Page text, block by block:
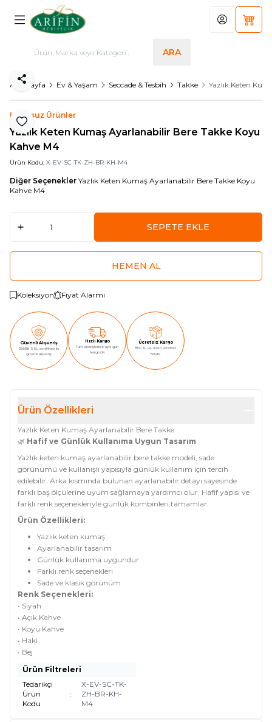
ARA
Hesabım
Ana Sayfa Ev & Yaşam Seccade & Tesbih Takke Yazlık Keten
Favoriye Ekle
Paylaş
Logosuz Ürünler
Yazlık Keten Kumaş Ayarlanabilir Bere Takke Koyu
Kahve M4
Ürün Kodu: X-EV-SC-TK-ZH-BR-KH-M4
Diğer Seçenekler Yazlık Keten Kumaş Ayarlanabilir Bere Takke Koyu
Kahve M4
SEPETE EKLE
HEMEN AL
Koleksiyon Fiyat Alarmı
Güvenli Alışveriş
256Bit SSL sertifikası ile
güvenli alışveriş
Hızlı Kargo
Tüm siparişleriniz aynı gün
kargoda
Ücretsiz Kargo
850 TL ve üzeri ücretsiz
kargo
Ürün Özellikleri
Yazlık Keten Kumaş Ayarlanabilir Bere Takke
🌿 Hafif ve Günlük Kullanıma Uygun Tasarım
Yazlık keten kumaş ayarlanabilir bere takke modeli, sade
görünümü ve kullanışlı yapısıyla günlük kullanım için tercih
edilebilir. Arka kısmında bulunan ayarlanabilir detayı sayesinde
farklı baş ölçülerine uyum sağlamaya yardımcı olur. Hafif yapısı ve
farklı renk seçenekleriyle günlük kombinleri tamamlar.
Ürün Özellikleri:
Yazlık keten kumaş
Ayarlanabilir tasarım
Günlük kullanıma uygundur
Farklı renk seçenekleri
Sade ve klasik görünüm
Renk Seçenekleri:
• Siyah
• Açık Kahve
• Koyu Kahve
• Haki
• Bej
Ürün Filtreleri
Tedarikçi
Ürün
Kodu
:
X-EV-SC-TK-
ZH-BR-KH-
M4